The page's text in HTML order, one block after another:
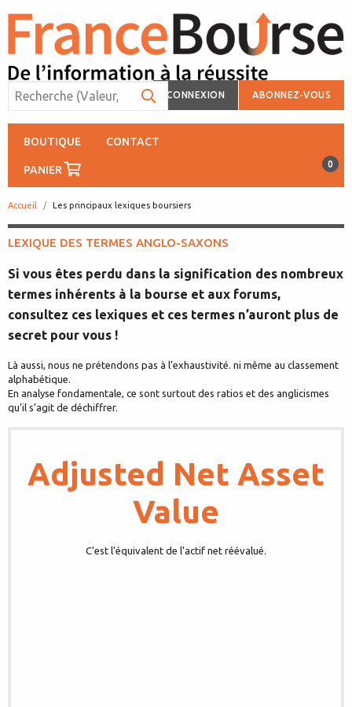
CONNEXION ABONNEZ-VOUS
BOUTIQUE CONTACT
PANIER 0
Accueil page:
Les principaux lexiques boursiers
LEXIQUE DES TERMES ANGLO-SAXONS
Si vous êtes perdu dans la signification des nombreux
termes inhérents à la bourse et aux forums,
consultez ces lexiques et ces termes n’auront plus de
secret pour vous !
Là aussi, nous ne prétendons pas à l’exhaustivité. ni même au classement
alphabétique.
En analyse fondamentale, ce sont surtout des ratios et des anglicismes
qu’il s’agit de déchiffrer.
Adjusted Net Asset
Value
C'est l'équivalent de l'actif net réévalué.